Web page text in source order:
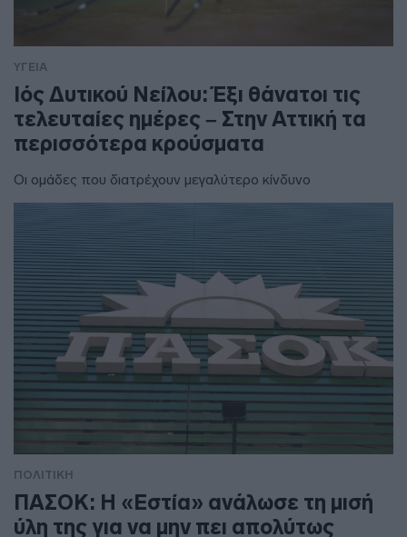
ΥΓΕΙΑ
Ιός Δυτικού Νείλου: Έξι θάνατοι τις
τελευταίες ημέρες – Στην Αττική τα
περισσότερα κρούσματα
Οι ομάδες που διατρέχουν μεγαλύτερο κίνδυνο
ΠΟΛΙΤΙΚΗ
ΠΑΣΟΚ: Η «Εστία» ανάλωσε τη μισή
ύλη της για να μην πει απολύτως